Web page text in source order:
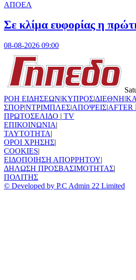
ΑΠΟΕΛ
Σε κλίμα ευφορίας η
08-08-2026 09:00
ΡΟΗ ΕΙΔΗΣΕΩΝ|ΚΥΠΡΟΣ|ΔΙΕΘΝΗ|
ΣΠΟΡ|ΝΤΡΙΜΠΛΕΣ|ΑΠΟΨΕΙΣ|AFTER
ΠΡΩΤΟΣΕΛΙΔΟ | TV
ΕΠΙΚΟΙΝΩΝΙΑ|
TAYTOTHTA|
ΟΡΟΙ ΧΡΗΣΗΣ|
COOKIES|
ΕΙΔΟΠΟΙΗΣΗ ΑΠΟΡΡΗΤΟΥ|
ΔΗΛΩΣΗ ΠΡΟΣΒΑΣΙΜΟΤΗΤΑΣ|
ΠΟΛΙΤΗΣ
© Developed by P.C Admin 22 Limited